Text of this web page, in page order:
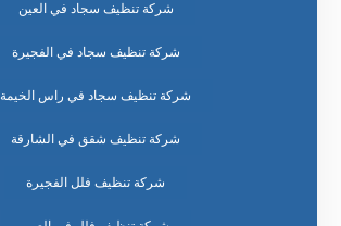
شركة تنظيف سجاد في العين
شركة تنظيف سجاد في الفجيرة
شركة تنظيف سجاد في راس الخيمة
شركة تنظيف شقق في الشارقة
شركة تنظيف فلل الفجيرة